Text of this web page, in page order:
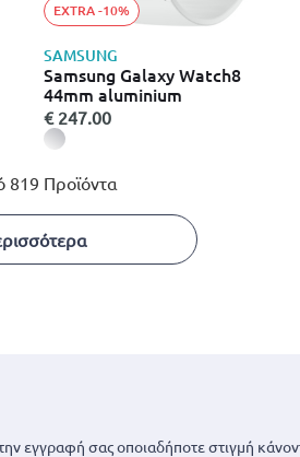
EXTRA -10%
SAMSUNG
Samsung Galaxy Watch8
44mm aluminium
€ 247.00
819 Προϊόντα
εγγραφή σας οποιαδήποτε στιγμή